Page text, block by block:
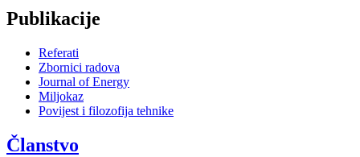
Publikacije
Referati
Zbornici radova
Journal of Energy
Miljokaz
Povijest i filozofija tehnike
Članstvo